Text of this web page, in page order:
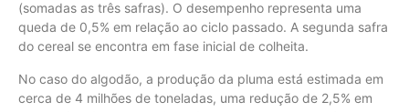
(somadas as três safras). O desempenho representa uma
queda de 0,5% em relação ao ciclo passado. A segunda safra
do cereal se encontra em fase inicial de colheita.
No caso do algodão, a produção da pluma está estimada em
cerca de 4 milhões de toneladas, uma redução de 2,5% em